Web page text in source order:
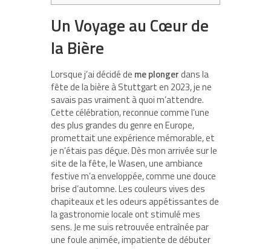
Un Voyage au Cœur de
la Bière
Lorsque j’ai décidé de me plongerdans la
fête de la bière à Stuttgart en 2023, je ne
savais pas vraiment à quoi m’attendre.
Cette célébration, reconnue comme l’une
des plus grandes du genre en Europe,
promettait une expérience mémorable, et
je n’étais pas déçue. Dès mon arrivée sur le
site de la fête, le Wasen, une ambiance
festive m’a enveloppée, comme une douce
brise d’automne. Les couleurs vives des
chapiteaux et les odeurs appétissantes de
la gastronomie locale ont stimulé mes
sens. Je me suis retrouvée entraînée par
une foule animée, impatiente de débuter